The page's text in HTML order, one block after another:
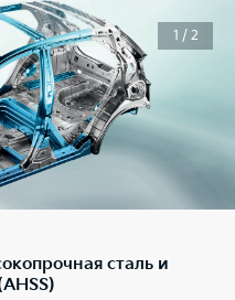
сталь и
1 / 2